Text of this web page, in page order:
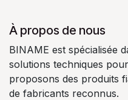
À propos de nous
BINAME est spécialisée
solutions techniques
proposons des produits
de fabricants reconnus.